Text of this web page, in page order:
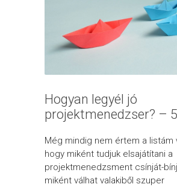
Hogyan legyél jó
projektmenedzser? –
Még mindig nem értem a listám
hogy miként tudjuk elsajátítani a
projektmenedzsment csínját-
miként válhat valakiből szuper